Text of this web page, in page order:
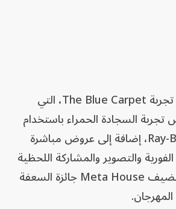
وتشمل الفعاليات تجربة The Blue Carpet، التي
السجادة الحمراء باستخدام
نظارات Ray-Ban Meta، إضافة إلى عروض مباشرة
والتصوير والمشاركة اللحظية
للمحتوى. كما تستضيف Meta House جائزة السعفة